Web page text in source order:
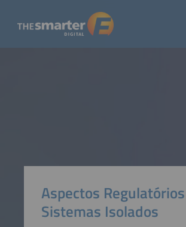
Aspectos
Sistemas Isolados